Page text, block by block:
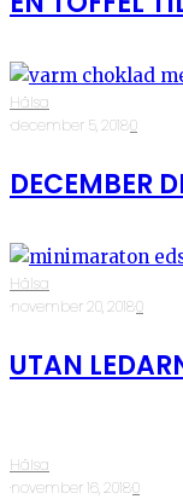
Hälsa
·december 5, 2018·0
DECEMBER
Hälsa
·november 20, 2018·0
UTAN
Hälsa
·november 16, 2018·0